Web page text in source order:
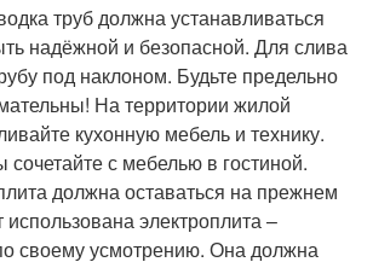
труб должна устанавливаться
надёжной и безопасной. Для слива
под наклоном. Будьте предельно
На территории жилой
кухонную мебель и технику.
с мебелью в гостиной.
должна оставаться на прежнем
использована электроплита –
своему усмотрению. Она должна